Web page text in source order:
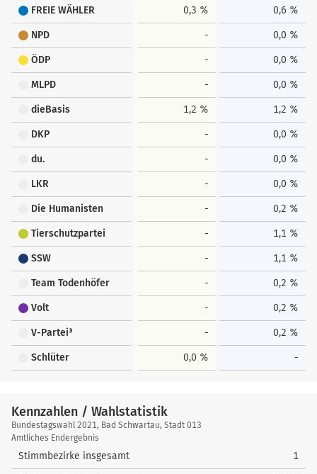
FREIE WÄHLER 0,3 % 0,6 %
NPD - 0,0 %
ÖDP - 0,0 %
MLPD - 0,0 %
dieBasis 1,2 % 1,2 %
DKP - 0,0 %
du. - 0,0 %
LKR - 0,0 %
Die Humanisten - 0,2 %
Tierschutzpartei - 1,1 %
SSW - 1,1 %
Team Todenhöfer - 0,2 %
Volt - 0,2 %
V-Partei³ - 0,2 %
Schlüter 0,0 % -
Kennzahlen / Wahlstatistik
Kennzahlen
/
Wahlstatistik
Bundestagswahl 2021, Bad Schwartau, Stadt 013
Amtliches Endergebnis
Stimmbezirke insgesamt 1